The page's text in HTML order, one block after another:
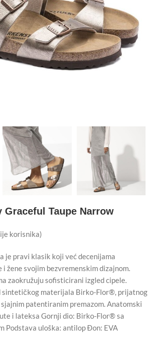
Graceful Taupe Narrow
korisnika)
je pravi klasik koji već decenijama
žene svojim bezvremenskim dizajnom.
zaokružuju sofisticirani izgled cipele.
sintetičkog materijala Birko-Flor®, prijatnog
patentiranim premazom. Anatomski
i lateksa Gornji dio: Birko-Flor® sa
Podstava uloška: antilop Đon: EVA